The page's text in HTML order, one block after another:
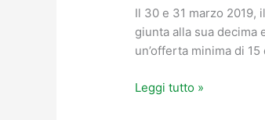
Il 30 e 31 marzo 2019,
giunta alla sua decima
un’offerta minima di
A
CAPOSELE
Leggi tutto »